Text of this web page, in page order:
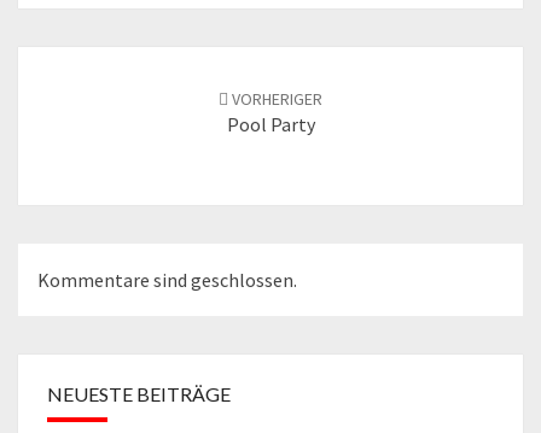
VORHERIGER
Pool Party
Kommentare sind geschlossen.
NEUESTE BEITRÄGE